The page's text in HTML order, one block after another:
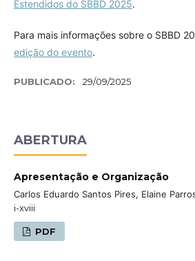
Estendidos do SBBD 2025.
Para mais informações sobre o SBBD
edição do evento.
PUBLICADO: 29/09/2025
ABERTURA
Apresentação e Organização
Carlos Eduardo Santos Pires, Elaine
i-xviii
PDF